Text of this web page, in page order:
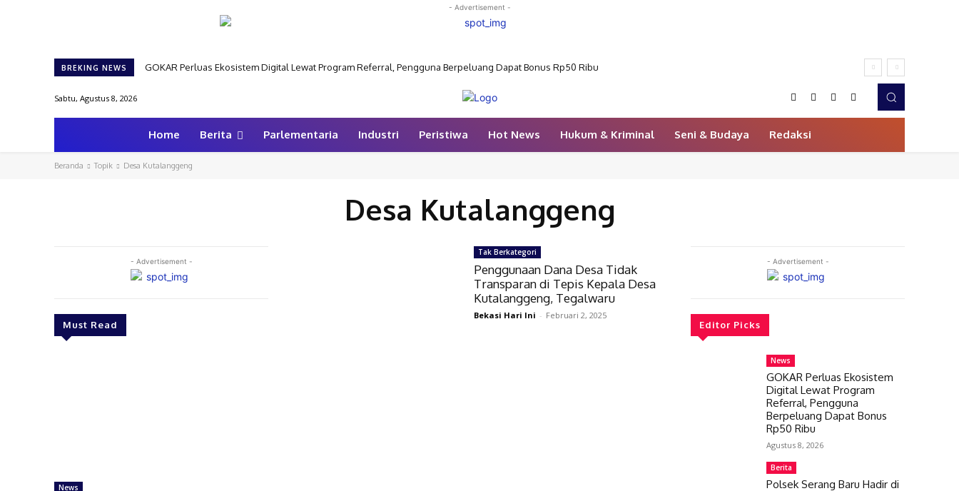
- Advertisement -
BREKING NEWS GOKAR Perluas Ekosistem Digital Lewat Program Referral, Pengguna Berpeluang Dapat Bonus Rp50 Ribu
Sabtu, Agustus 8, 2026
Home Berita Parlementaria Industri Peristiwa Hot News Hukum & Kriminal Seni & Budaya Redaksi
Beranda Topik Desa Kutalanggeng
Desa Kutalanggeng
- Advertisement -
Must Read
News
Tak Berkategori
Penggunaan Dana Desa Tidak
Transparan di Tepis Kepala Desa
Kutalanggeng, Tegalwaru
Bekasi Hari Ini - Februari 2, 2025
- Advertisement -
Editor Picks
News
GOKAR Perluas Ekosistem
Digital Lewat Program
Referral, Pengguna
Berpeluang Dapat Bonus
Rp50 Ribu
Agustus 8, 2026
Berita
Polsek Serang Baru Hadir di